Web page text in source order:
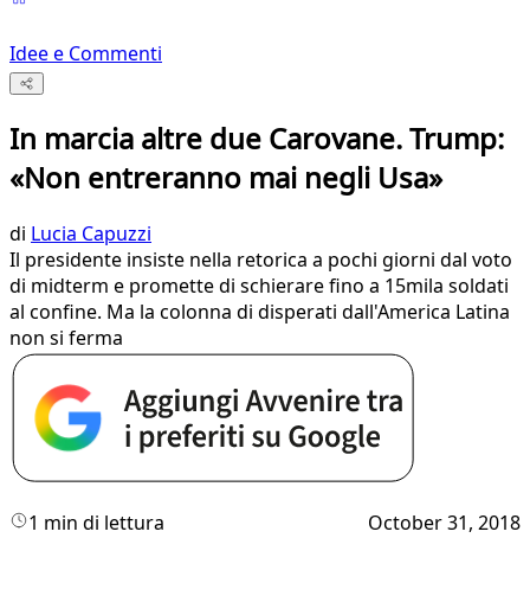
Idee e Commenti
In marcia altre due Carovane. Trump:
«Non entreranno mai negli Usa»
di Lucia Capuzzi
Il presidente insiste nella retorica a pochi giorni dal voto
di midterm e promette di schierare fino a 15mila soldati
al confine. Ma la colonna di disperati dall'America Latina
non si ferma
1 min di lettura October 31, 2018